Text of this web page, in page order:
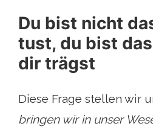
Du bist nicht
tust, du bist
dir trägst
Diese Frage stellen wir
bringen wir in unser